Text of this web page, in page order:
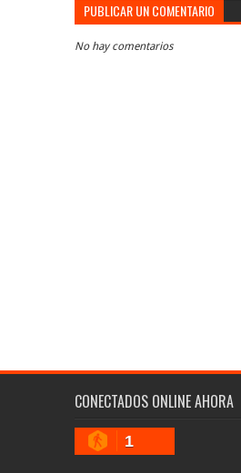
PUBLICAR UN COMENTARIO
No hay comentarios
CONECTADOS ONLINE AHORA
1